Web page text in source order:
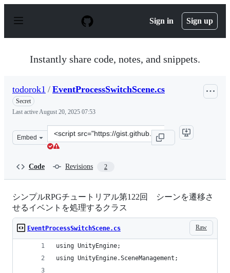
p
Sign in Sign up
Instantly share code, notes, and snippets.
todorok1 / EventProcessSwitchScene.cs
Secret
Last activeAugust 20, 2025 07:53
Embed
Clone
this
Code Revisions 2
シンプルRPGチュートリアル第122回 シーンを遷移さ
せるイベントを処理するクラス
Raw
EventProcessSwitchScene.cs
using UnityEngine;
using UnityEngine.SceneManagement;